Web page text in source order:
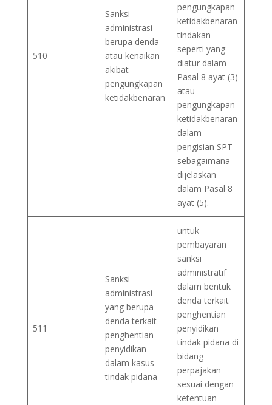
510
Sanksi
administrasi
berupa denda
atau kenaikan
akibat
pengungkapan
ketidakbenaran
pengungkapan
ketidakbenaran
tindakan
seperti yang
diatur dalam
Pasal 8 ayat (3)
atau
pengungkapan
ketidakbenaran
dalam
pengisian SPT
sebagaimana
dijelaskan
dalam Pasal 8
ayat (5).
511
Sanksi
administrasi
yang berupa
denda terkait
penghentian
penyidikan
dalam kasus
tindak pidana
untuk
pembayaran
sanksi
administratif
dalam bentuk
denda terkait
penghentian
penyidikan
tindak pidana di
bidang
perpajakan
sesuai dengan
ketentuan